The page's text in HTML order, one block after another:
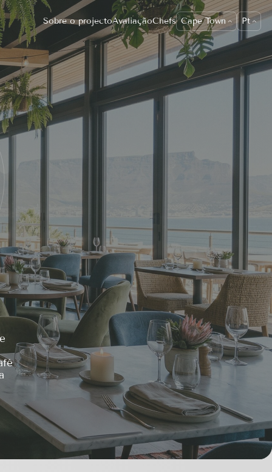
Sobre o projectoAvaliaçãoChefs Cape Town Pt